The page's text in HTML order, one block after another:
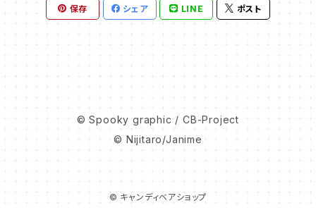
保存 シェア LINE ポスト
© Spooky graphic / CB-Project
© Nijitaro/Janime
© キャンディベアショップ